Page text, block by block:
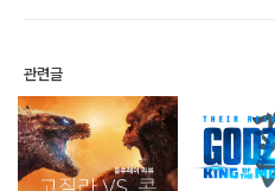
관련글